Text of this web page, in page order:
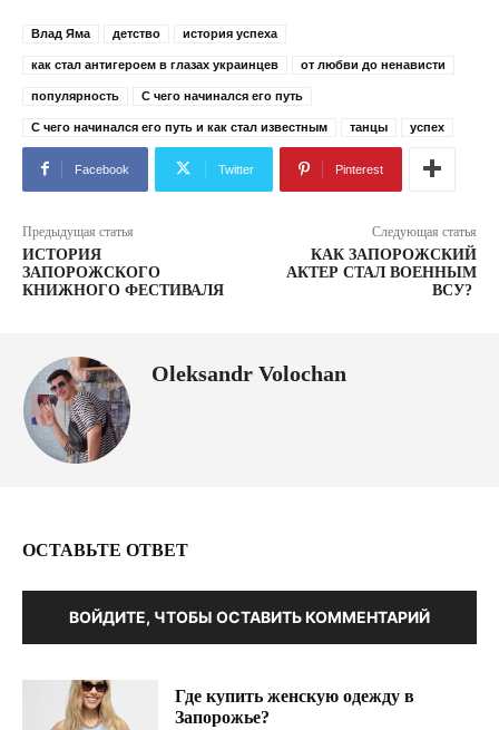
Влад Яма детство история успеха
как стал антигероем в глазах украинцев от любви до ненависти
популярность С чего начинался его путь
С чего начинался его путь и как стал известным танцы успех
Facebook Twitter Pinterest
Предыдущая статья
ИСТОРИЯ
ЗАПОРОЖСКОГО
КНИЖНОГО ФЕСТИВАЛЯ
Следующая статья
КАК ЗАПОРОЖСКИЙ
АКТЕР СТАЛ ВОЕННЫМ
ВСУ?
Oleksandr Volochan
ОСТАВЬТЕ ОТВЕТ
ВОЙДИТЕ, ЧТОБЫ ОСТАВИТЬ КОММЕНТАРИЙ
Где купить женскую одежду в
Запорожье?